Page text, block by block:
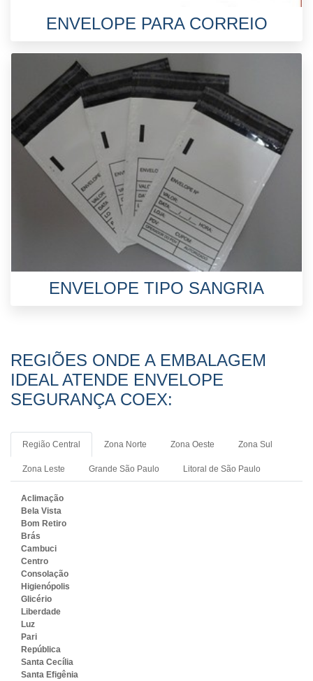
ENVELOPE PARA CORREIO
ENVELOPE TIPO SANGRIA
REGIÕES ONDE A EMBALAGEM
IDEAL ATENDE ENVELOPE
SEGURANÇA COEX:
Região Central Zona Norte Zona Oeste Zona Sul
Zona Leste Grande São Paulo Litoral de São Paulo
Aclimação
Bela Vista
Bom Retiro
Brás
Cambuci
Centro
Consolação
Higienópolis
Glicério
Liberdade
Luz
Pari
República
Santa Cecília
Santa Efigênia